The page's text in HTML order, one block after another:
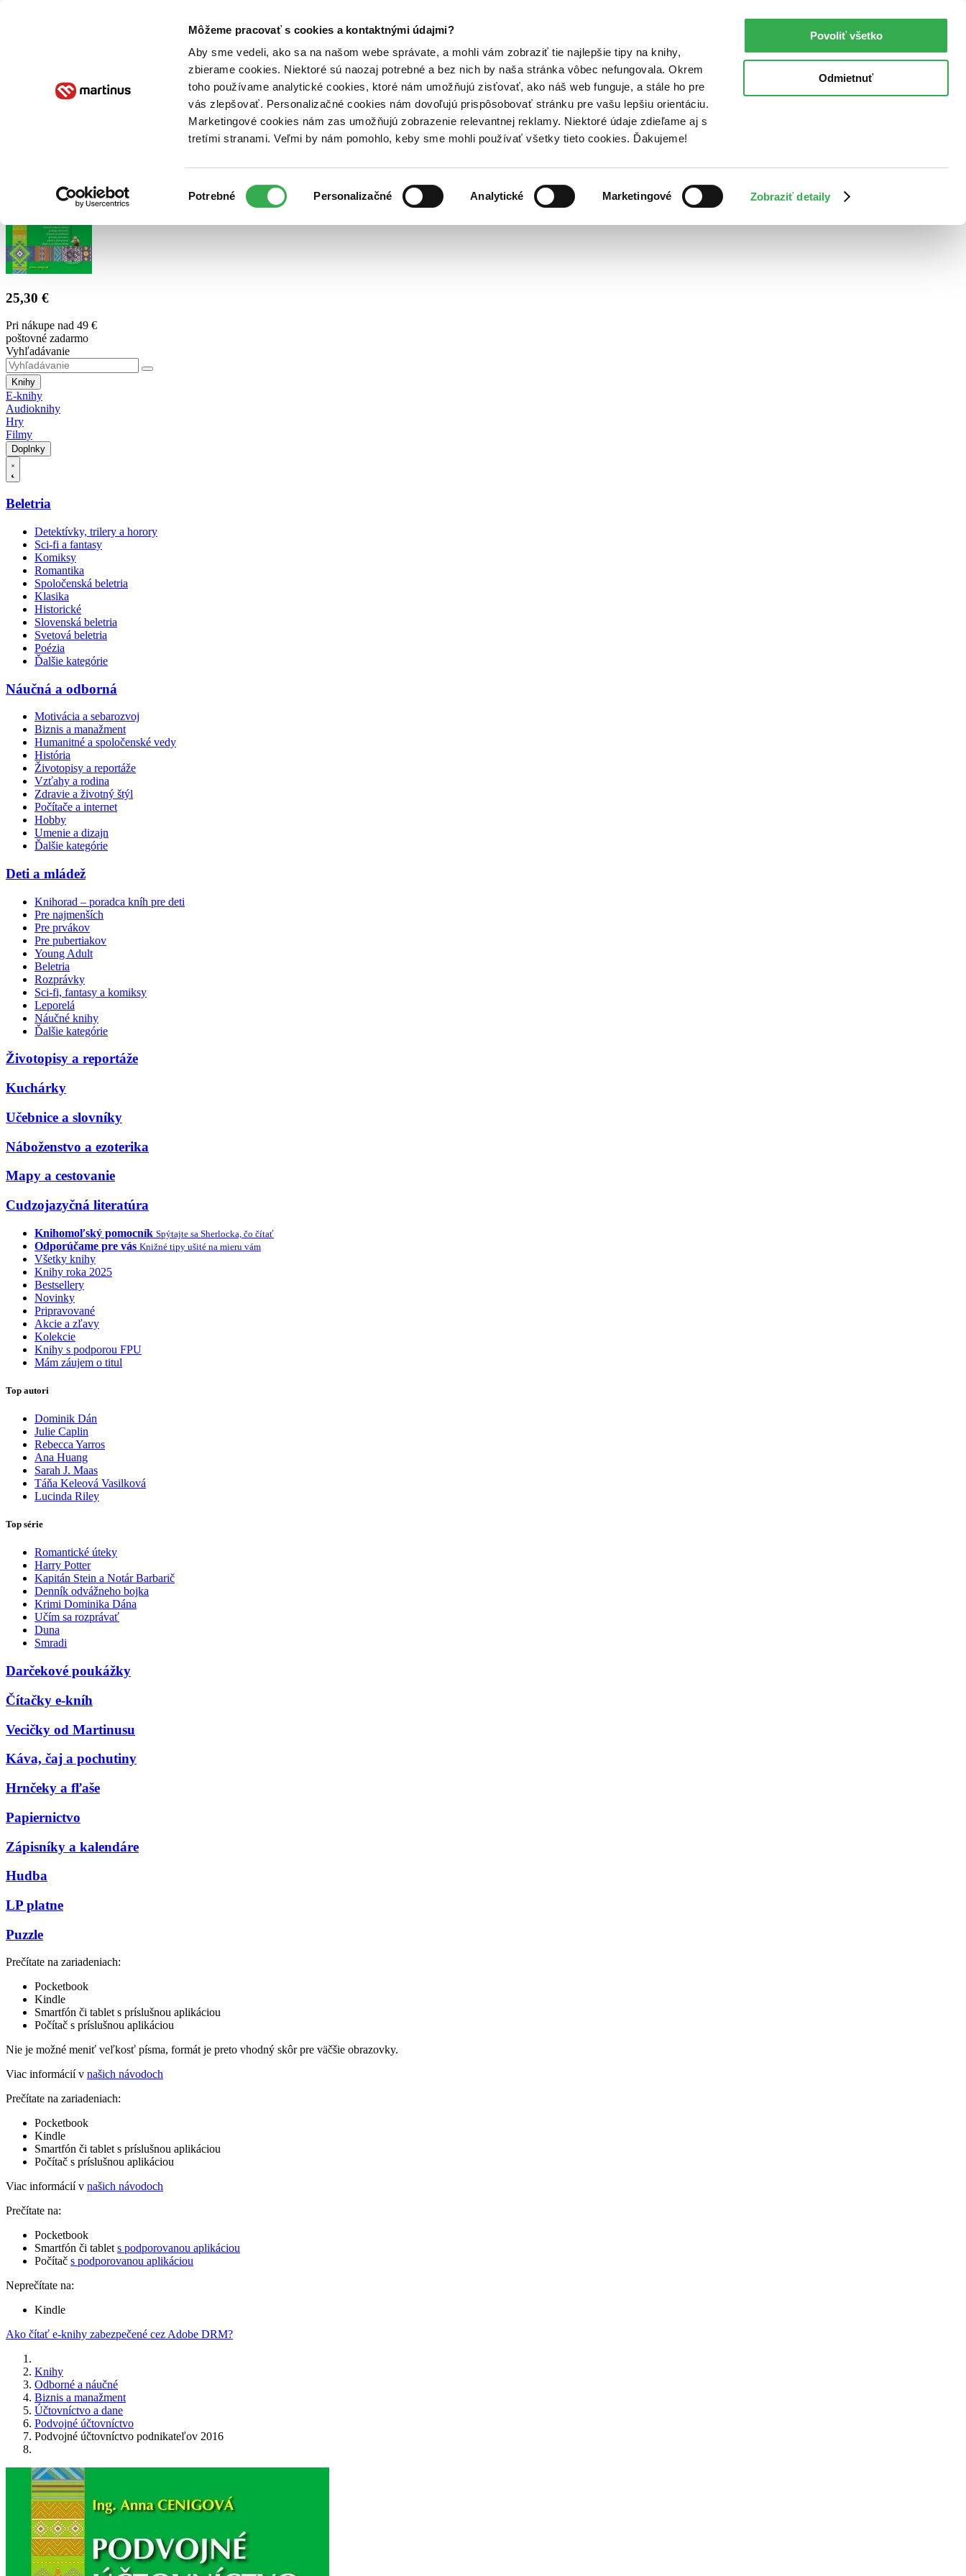
Môžeme pracovať s cookies a kontaktnými údajmi?
Aby sme vedeli, ako sa na našom webe správate, a mohli vám zobraziť tie najlepšie tipy na knihy,
zbierame cookies. Niektoré sú naozaj potrebné a bez nich by naša stránka vôbec nefungovala. Okrem
toho používame analytické cookies, ktoré nám umožňujú zisťovať, ako náš web funguje, a stále ho pre
vás zlepšovať. Personalizačné cookies nám dovoľujú prispôsobovať stránku pre vašu lepšiu orientáciu.
Marketingové cookies nám zas umožňujú zobrazenie relevantnej reklamy. Niektoré údaje zdieľame aj s
tretími stranami. Veľmi by nám pomohlo, keby sme mohli používať všetky tieto cookies. Ďakujeme!
súhlasu
Potrebné Personalizačné Analytické Marketingové Zobraziť detaily
Povoliť všetko
Odmietnuť
Poukážky Kontakt
25,30 €
Pri nákupe nad 49 €
poštovné zadarmo
Vyhľadávanie
Knihy
E-knihy
Audioknihy
Hry
Filmy
Doplnky
Beletria
Detektívky, trilery a horory
Sci-fi a fantasy
Komiksy
Romantika
Spoločenská beletria
Klasika
Historické
Slovenská beletria
Svetová beletria
Poézia
Ďalšie kategórie
Náučná a odborná
Motivácia a sebarozvoj
Biznis a manažment
Humanitné a spoločenské vedy
História
Životopisy a reportáže
Vzťahy a rodina
Zdravie a životný štýl
Počítače a internet
Hobby
Umenie a dizajn
Ďalšie kategórie
Deti a mládež
Knihorad – poradca kníh pre deti
Pre najmenších
Pre prvákov
Pre pubertiakov
Young Adult
Beletria
Rozprávky
Sci-fi, fantasy a komiksy
Leporelá
Náučné knihy
Ďalšie kategórie
Životopisy a reportáže
Kuchárky
Učebnice a slovníky
Náboženstvo a ezoterika
Mapy a cestovanie
Cudzojazyčná literatúra
Knihomoľský pomocník Spýtajte sa Sherlocka, čo čítať
Odporúčame pre vás Knižné tipy ušité na mieru vám
Všetky knihy
Knihy roka 2025
Bestsellery
Novinky
Pripravované
Akcie a zľavy
Kolekcie
Knihy s podporou FPU
Mám záujem o titul
Top autori
Dominik Dán
Julie Caplin
Rebecca Yarros
Ana Huang
Sarah J. Maas
Táňa Keleová Vasilková
Lucinda Riley
Top série
Romantické úteky
Harry Potter
Kapitán Stein a Notár Barbarič
Denník odvážneho bojka
Krimi Dominika Dána
Učím sa rozprávať
Duna
Smradi
Darčekové poukážky
Čítačky e-kníh
Vecičky od Martinusu
Káva, čaj a pochutiny
Hrnčeky a fľaše
Papiernictvo
Zápisníky a kalendáre
Hudba
LP platne
Puzzle
Prečítate na zariadeniach:
Pocketbook
Kindle
Smartfón či tablet s príslušnou aplikáciou
Počítač s príslušnou aplikáciou
Nie je možné meniť veľkosť písma, formát je preto vhodný skôr pre väčšie obrazovky.
Viac informácií v našich návodoch
Prečítate na zariadeniach:
Pocketbook
Kindle
Smartfón či tablet s príslušnou aplikáciou
Počítač s príslušnou aplikáciou
Viac informácií v našich návodoch
Prečítate na:
Pocketbook
Smartfón či tablet s podporovanou aplikáciou
Počítač s podporovanou aplikáciou
Neprečítate na:
Kindle
Ako čítať e-knihy zabezpečené cez Adobe DRM?
Knihy
Odborné a náučné
Biznis a manažment
Účtovníctvo a dane
Podvojné účtovníctvo
Podvojné účtovníctvo podnikateľov 2016